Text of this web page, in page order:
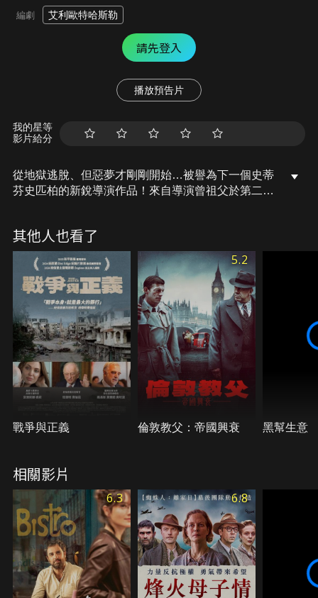
編劇 艾利歐特哈斯勒
請先登入
播放預告片
我的星等
影片給分
從地獄逃脫、但惡夢才剛剛開始…被譽為下一個史蒂
芬史匹柏的新銳導演作品！來自導演曾祖父於第二次
國的義大利、迫使飽受戰爭所苦的義國投降、逃脫的
戰俘只能為生存而奮鬥、讓所愛的妻兒在腦中支持著
他繼續活下去…
其他人也看了
戰爭與正義
5.2
倫敦教父：帝國興衰 黑幫生意
相關影片
6.3 6.8